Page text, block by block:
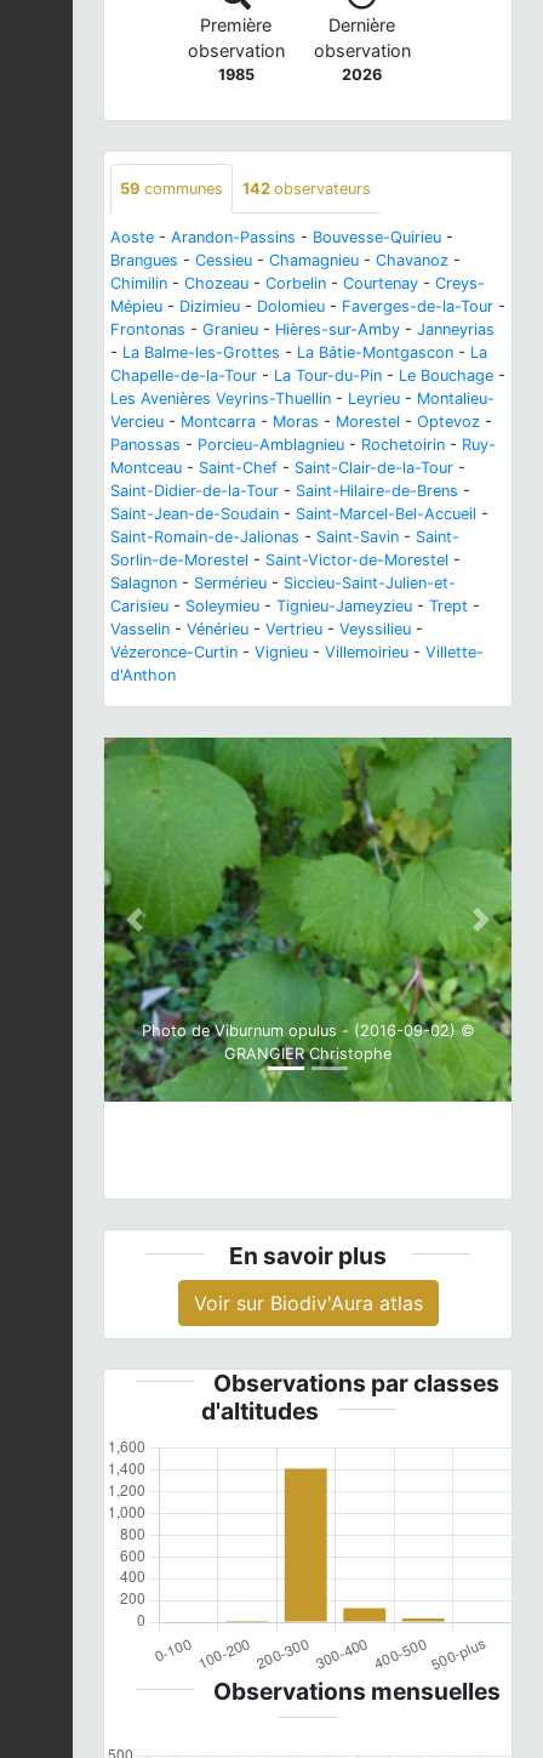
Première
observation
1985
Dernière
observation
2026
59 communes 142 observateurs
Aoste - Arandon-Passins - Bouvesse-Quirieu -
Brangues - Cessieu - Chamagnieu - Chavanoz -
Chimilin - Chozeau - Corbelin - Courtenay - Creys-
Mépieu - Dizimieu - Dolomieu - Faverges-de-la-Tour -
Frontonas - Granieu - Hières-sur-Amby - Janneyrias
- La Balme-les-Grottes - La Bâtie-Montgascon - La
Chapelle-de-la-Tour - La Tour-du-Pin - Le Bouchage -
Les Avenières Veyrins-Thuellin - Leyrieu - Montalieu-
Vercieu - Montcarra - Moras - Morestel - Optevoz -
Panossas - Porcieu-Amblagnieu - Rochetoirin - Ruy-
Montceau - Saint-Chef - Saint-Clair-de-la-Tour -
Saint-Didier-de-la-Tour - Saint-Hilaire-de-Brens -
Saint-Jean-de-Soudain - Saint-Marcel-Bel-Accueil -
Saint-Romain-de-Jalionas - Saint-Savin - Saint-
Sorlin-de-Morestel - Saint-Victor-de-Morestel -
Salagnon - Sermérieu - Siccieu-Saint-Julien-et-
Carisieu - Soleymieu - Tignieu-Jameyzieu - Trept -
Vasselin - Vénérieu - Vertrieu - Veyssilieu -
Vézeronce-Curtin - Vignieu - Villemoirieu - Villette-
d'Anthon
Photo de Viburnum opulus - (2016-09-02) ©
GRANGIER Christophe
Previous Next
En savoir plus
Voir sur Biodiv'Aura atlas
Observations par classes
d'altitudes
Observations mensuelles